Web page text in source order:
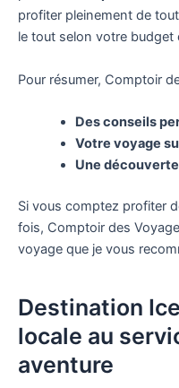
profiter pleinement de
le tout selon votre budget
Pour résumer, Comptoir
Des conseils
Votre voyage
Une
Si vous comptez profiter
fois, Comptoir des
voyage que je vous
Destination
locale au
aventure